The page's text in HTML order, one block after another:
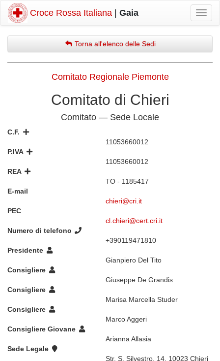
Croce Rossa Italiana Gaia
Torna all'elenco delle Sedi
Comitato Regionale Piemonte
Comitato di Chieri
Comitato — Sede Locale
C.F.
11053660012
P.IVA
11053660012
REA
TO - 1185417
E-mail
chieri@cri.it
PEC
cl.chieri@cert.cri.it
Numero di telefono
+390119471810
Presidente
Gianpiero Del Tito
Consigliere
Giuseppe De Grandis
Consigliere
Marisa Marcella Studer
Consigliere
Marco Aggeri
Consigliere Giovane
Arianna Allasia
Sede Legale
Str. S. Silvestro, 14, 10023 Chieri